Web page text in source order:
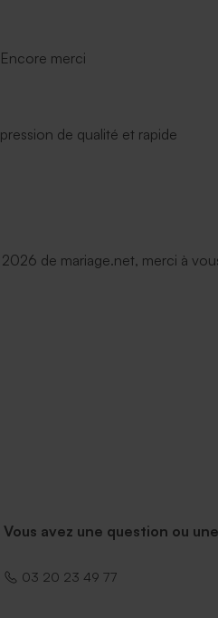
merci
de qualité et rapide
de mariage.net, merci à
Vous avez une question ou
03 20 23 49 77